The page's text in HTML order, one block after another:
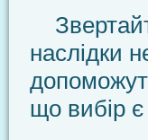
наслідки
що вибір